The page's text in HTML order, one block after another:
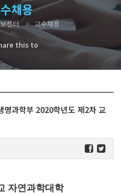
채용
센터 교수채용
this to
명과학부 2020학년도 제2차 교
자연과학대학